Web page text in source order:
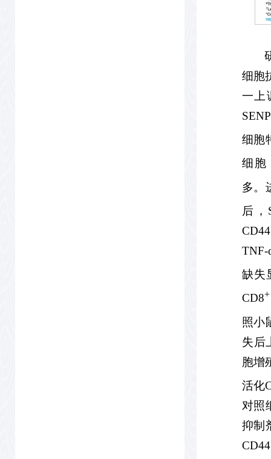
细胞
一上
细胞
细胞
多。
后，
TNF-
缺失
CD8+
照小
失后
胞增
活化
对照
抑制